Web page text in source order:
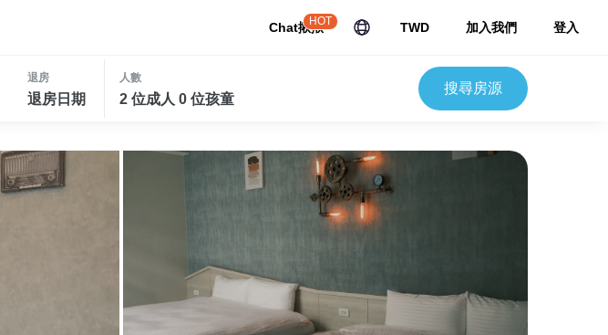
Chat揪揪
HOT TWD 加入我們 登入
退房
退房日期
人數
2 位成人 0 位孩童
搜尋房源